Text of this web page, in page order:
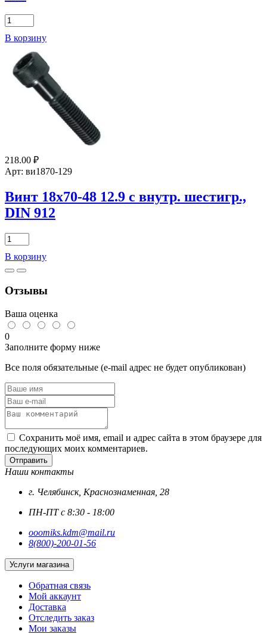
Количество
товара
Винт
12.9
внутр.
шестигр.,
В корзину
218.00 ₽
Арт: ви1870-129
Винт 18х70-48 12.9 с внутр. шестигр.,
DIN 912
Количество
товара
Винт
18х70-
12.9
внутр.
шестигр.,
DIN
912
В корзину
Отзывы
Ваша оценка
0
Заполните форму ниже
Все поля обязательные (e-mail адрес не будет опубликован)
Сохранить моё имя, email и адрес сайта в этом браузере для
последующих моих комментариев.
Отправить
Наши контакты
г. Челябинск, Краснознаменная, 28
ПН-ПТ с 8:30 - 18:00
ooomiks.kdm@mail.ru
8(800)-200-01-56
Услуги магазина
Обратная связь
Мой аккаунт
Доставка
Отследить заказ
Мои заказы